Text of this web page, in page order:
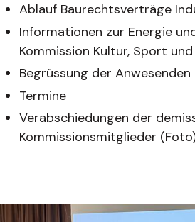
Ablauf Baurechtsverträge
Informationen zur Energie
Kommission Kultur, Sport
Begrüssung der
Termine
Verabschiedungen der
Kommissionsmitglieder